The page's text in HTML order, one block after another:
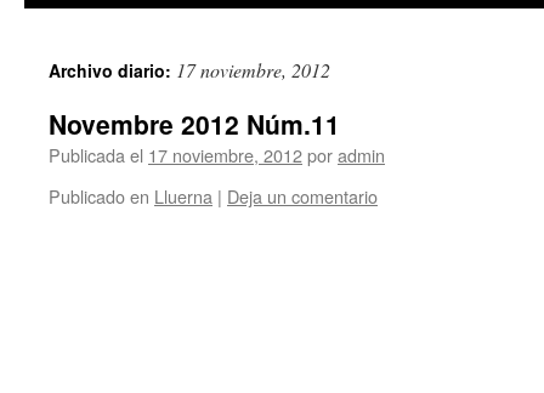
Archivo diario: 17 noviembre, 2012
Novembre 2012 Núm.11
Publicada el 17 noviembre, 2012poradmin
Publicado en Lluerna | Deja un comentario